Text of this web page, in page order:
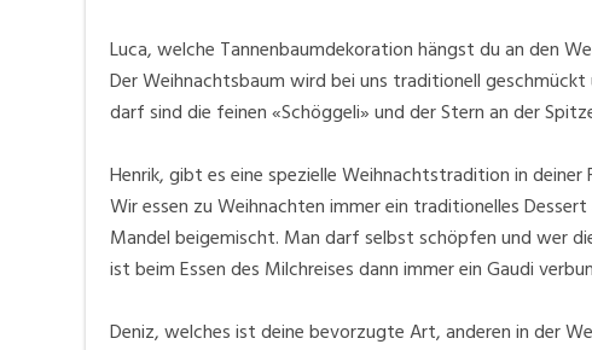
Luca, welche Tannenbaumdekoration hängst du an den
Der Weihnachtsbaum wird bei uns traditionell
darf sind die feinen «Schöggeli» und der Stern an der
Henrik, gibt es eine spezielle Weihnachtstradition in deiner
Wir essen zu Weihnachten immer ein traditionelles
Mandel beigemischt. Man darf selbst schöpfen und wer
ist beim Essen des Milchreises dann immer ein Gaudi
Deniz, welches ist deine bevorzugte Art, anderen in der